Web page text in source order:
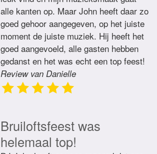
alle kanten op. Maar John heeft daar zo
goed gehoor aangegeven, op het juiste
moment de juiste muziek. Hij heeft het
goed aangevoeld, alle gasten hebben
gedanst en het was echt een top feest!
Review van Danielle
Bruiloftsfeest was
helemaal top!